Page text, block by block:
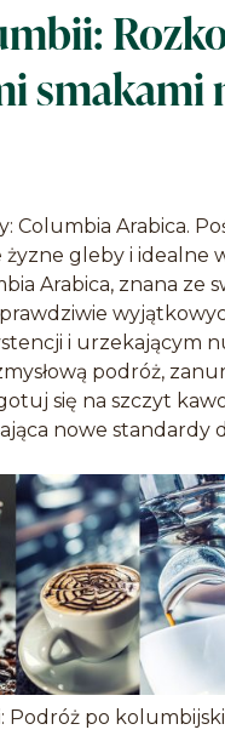
smakami
Arabica.
gleby i idealne
Arabica, znana
i urzekającym
podróż,
się na szczyt
nowe standardy
Podróż po